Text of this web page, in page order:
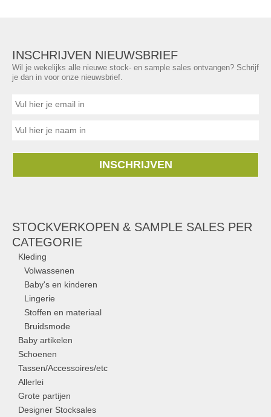
INSCHRIJVEN NIEUWSBRIEF
Wil je wekelijks alle nieuwe stock- en sample sales ontvangen? Schrijf
je dan in voor onze nieuwsbrief.
INSCHRIJVEN
STOCKVERKOPEN & SAMPLE SALES PER
CATEGORIE
Kleding
Volwassenen
Baby's en kinderen
Lingerie
Stoffen en materiaal
Bruidsmode
Baby artikelen
Schoenen
Tassen/Accessoires/etc
Allerlei
Grote partijen
Designer Stocksales